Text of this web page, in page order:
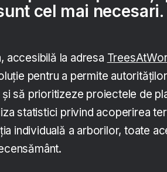
cel mai necesari.
accesibilă la adresa
pentru a permite
să prioritizeze proiectele de
statistici privind acoperirea
individuală a arborilor, toate